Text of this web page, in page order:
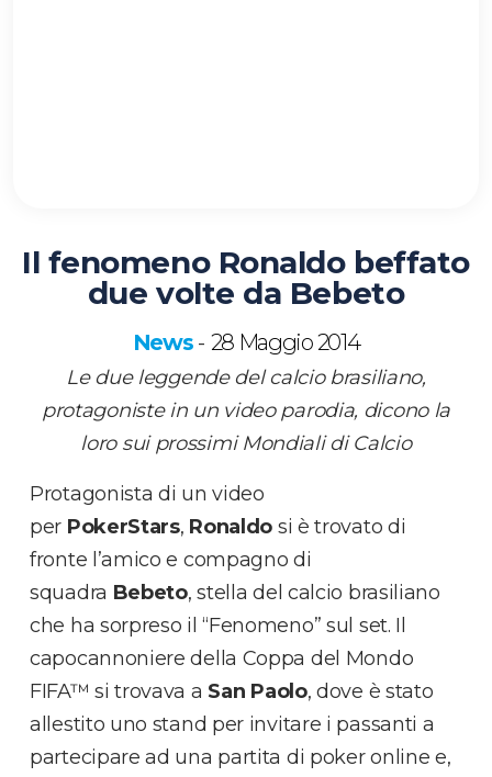
Il fenomeno Ronaldo beffato
due volte da Bebeto
News - 28 Maggio 2014
Le due leggende del calcio brasiliano,
protagoniste in un video parodia, dicono la
loro sui prossimi Mondiali di Calcio
Protagonista di un video
per PokerStars, Ronaldo si è trovato di
fronte l’amico e compagno di
squadra Bebeto, stella del calcio brasiliano
che ha sorpreso il “Fenomeno” sul set. Il
capocannoniere della Coppa del Mondo
FIFA™ si trovava a San Paolo, dove è stato
allestito uno stand per invitare i passanti a
partecipare ad una partita di poker online e,